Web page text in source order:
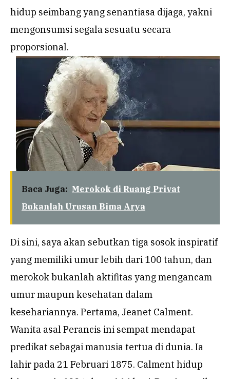
hidup seimbang yang senantiasa dijaga, yakni
mengonsumsi segala sesuatu secara
proporsional.
Baca Juga: Merokok di Ruang Privat
Bukanlah Urusan Bima Arya
Di sini, saya akan sebutkan tiga sosok inspiratif
yang memiliki umur lebih dari 100 tahun, dan
merokok bukanlah aktifitas yang mengancam
umur maupun kesehatan dalam
kesehariannya. Pertama, Jeanet Calment.
Wanita asal Perancis ini sempat mendapat
predikat sebagai manusia tertua di dunia. Ia
lahir pada 21 Februari 1875. Calment hidup